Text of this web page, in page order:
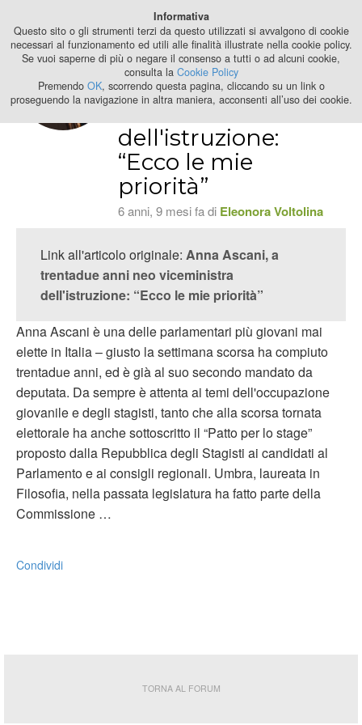
2024
Anna Ascani, a
trentadue anni neo
viceministra
dell'istruzione:
“Ecco le mie
priorità”
6 anni, 9 mesi fa di Eleonora Voltolina
Link all'articolo originale: Anna Ascani, a
trentadue anni neo viceministra
dell'istruzione: “Ecco le mie priorità”
Anna Ascani è una delle parlamentari più giovani mai
elette in Italia – giusto la settimana scorsa ha compiuto
trentadue anni, ed è già al suo secondo mandato da
deputata. Da sempre è attenta ai temi dell'occupazione
giovanile e degli stagisti, tanto che alla scorsa tornata
elettorale ha anche sottoscritto il “Patto per lo stage”
proposto dalla Repubblica degli Stagisti ai candidati al
Parlamento e ai consigli regionali. Umbra, laureata in
Filosofia, nella passata legislatura ha fatto parte della
Commissione …
Condividi
TORNA AL FORUM
Informativa
Questo sito o gli strumenti terzi da questo utilizzati si avvalgono di cookie
necessari al funzionamento ed utili alle finalità illustrate nella cookie policy.
Se vuoi saperne di più o negare il consenso a tutti o ad alcuni cookie,
consulta la Cookie Policy
Premendo OK, scorrendo questa pagina, cliccando su un link o
proseguendo la navigazione in altra maniera, acconsenti all’uso dei cookie.